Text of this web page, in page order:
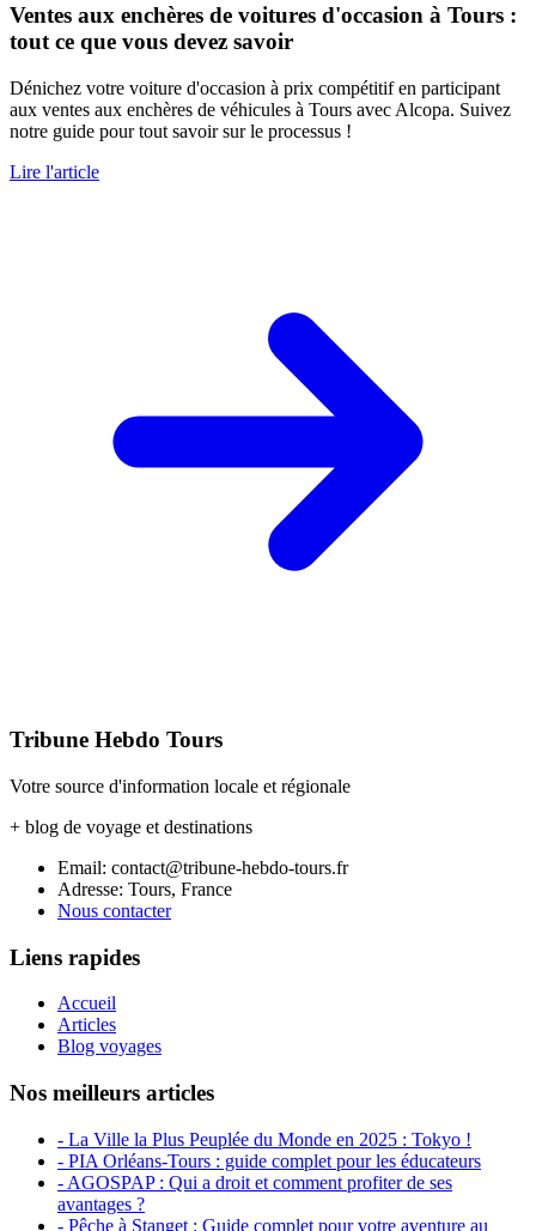
Ventes aux enchères de voitures d'occasion à Tours :
tout ce que vous devez savoir
Dénichez votre voiture d'occasion à prix compétitif en participant
aux ventes aux enchères de véhicules à Tours avec Alcopa. Suivez
notre guide pour tout savoir sur le processus !
Lire l'article
Tribune Hebdo Tours
Votre source d'information locale et régionale
+ blog de voyage et destinations
Email: contact@tribune-hebdo-tours.fr
Adresse: Tours, France
Nous contacter
Liens rapides
Accueil
Articles
Blog voyages
Nos meilleurs articles
- La Ville la Plus Peuplée du Monde en 2025 : Tokyo !
- PIA Orléans-Tours : guide complet pour les éducateurs
- AGOSPAP : Qui a droit et comment profiter de ses
avantages ?
- Pêche à Stanget : Guide complet pour votre aventure au